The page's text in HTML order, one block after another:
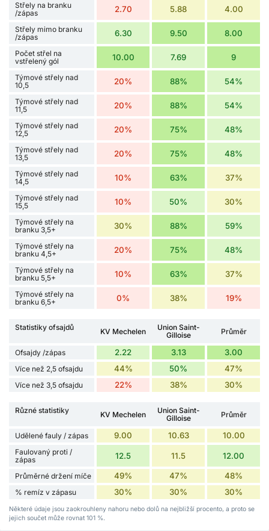
Střely na branku
/zápas
2.70 5.88 4.00
Střely mimo branku
/zápas
6.30 9.50 8.00
Počet střel na
vstřelený gól
10.00 7.69 9
Týmové střely nad
10,5
20% 88% 54%
Týmové střely nad
11,5
20% 88% 54%
Týmové střely nad
12,5
20% 75% 48%
Týmové střely nad
13,5
20% 75% 48%
Týmové střely nad
14,5
10% 63% 37%
Týmové střely nad
15,5
10% 50% 30%
Týmové střely na
branku 3,5+
30% 88% 59%
Týmové střely na
branku 4,5+
20% 75% 48%
Týmové střely na
branku 5,5+
10% 63% 37%
Týmové střely na
branku 6,5+
0% 38% 19%
Statistiky ofsajdů KV Mechelen
Union Saint-
Gilloise
Průměr
Ofsajdy /zápas 2.22 3.13 3.00
Více než 2,5 ofsajdu 44% 50% 47%
Více než 3,5 ofsajdu 22% 38% 30%
Různé statistiky KV Mechelen
Union Saint-
Gilloise
Průměr
Udělené fauly / zápas 9.00 10.63 10.00
Faulovaný proti /
zápas
12.5 11.5 12.00
Průměrné držení míče 49% 47% 48%
% remíz v zápasu 30% 30% 30%
Některé údaje jsou zaokrouhleny nahoru nebo dolů na nejbližší procento, a proto se
jejich součet může rovnat 101 %.